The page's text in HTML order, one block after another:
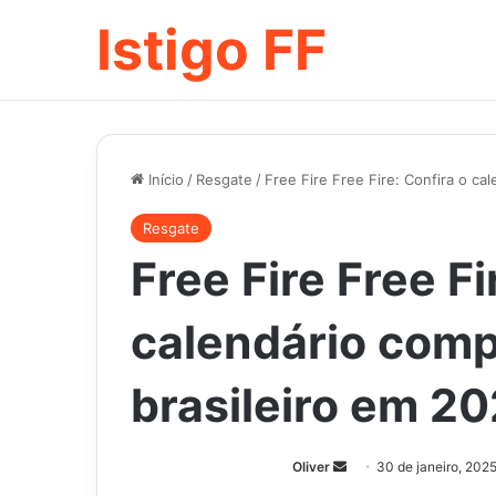
Istigo FF
Início / Resgate / Free Fire Free Fire: Confira o
Resgate
Free Fire Free
calendário
brasileiro em
Oliver
Mande30 de janeiro, 2025